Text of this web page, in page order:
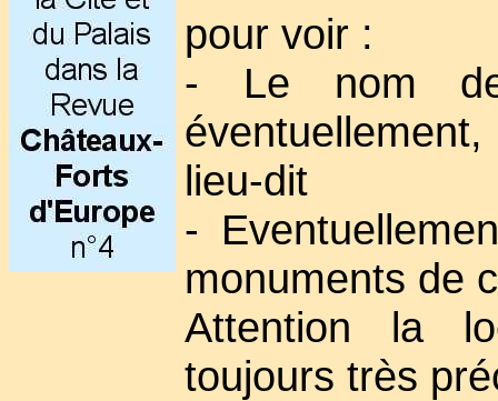
pour voir :
- Le nom
lieu-dit
-
monuments de
Attention la
toujours très